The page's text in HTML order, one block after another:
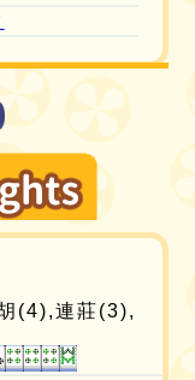
(4),連莊(3),